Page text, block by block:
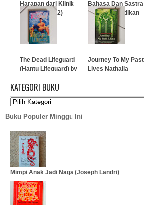
Harapan dari Klinik
Kanker (Jilid 2)
Bahasa Dan Sastra
Dalam Pendidikan
Karakter
The Dead Lifeguard
(Hantu Lifeguard) by
…
Journey To My Past
Lives Nathalia
…
KATEGORI BUKU
Buku Populer Minggu Ini
Mimpi Anak Jadi Naga (Joseph Landri)